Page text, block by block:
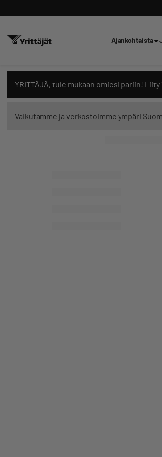
Ajankohtaista
YRITTÄJÄ, tule mukaan omiesi pariin! Liity
Vaikutamme ja verkostoimme ympäri
Hae sivustolta tai